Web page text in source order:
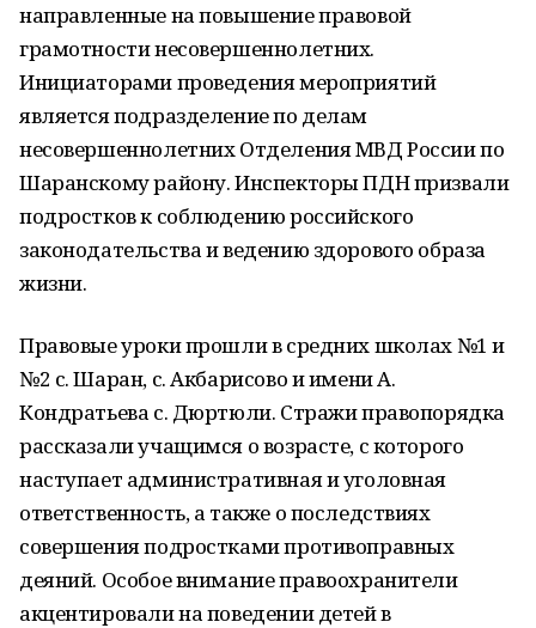
направленные на повышение правовой
грамотности несовершеннолетних.
Инициаторами проведения мероприятий
является подразделение по делам
несовершеннолетних Отделения МВД России по
Шаранскому району. Инспекторы ПДН призвали
подростков к соблюдению российского
законодательства и ведению здорового образа
жизни.
Правовые уроки прошли в средних школах №1 и
№2 с. Шаран, с. Акбарисово и имени А.
Кондратьева с. Дюртюли. Стражи правопорядка
рассказали учащимся о возрасте, с которого
наступает административная и уголовная
ответственность, а также о последствиях
совершения подростками противоправных
деяний. Особое внимание правоохранители
акцентировали на поведении детей в